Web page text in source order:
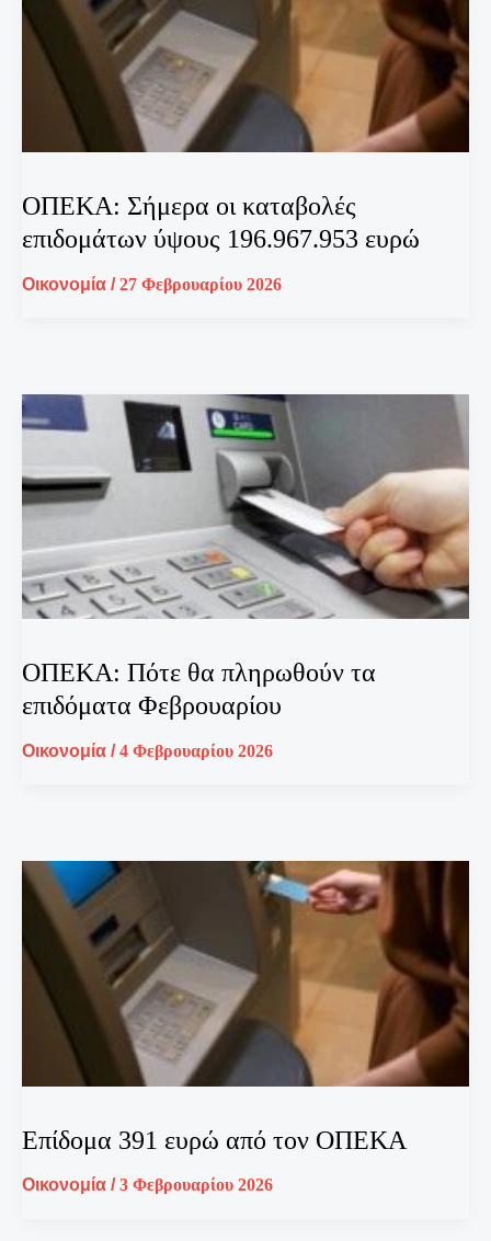
ΟΠΕΚΑ: Σήμερα οι καταβολές
επιδομάτων ύψους 196.967.953 ευρώ
Οικονομία /27 Φεβρουαρίου 2026
ΟΠΕΚΑ: Πότε θα πληρωθούν τα
επιδόματα Φεβρουαρίου
Οικονομία /4 Φεβρουαρίου 2026
Επίδομα 391 ευρώ από τον ΟΠΕΚΑ
Οικονομία /3 Φεβρουαρίου 2026